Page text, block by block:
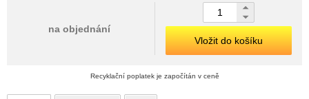
na objednání
Vložit do košíku
Recyklační poplatek je započítán v ceně